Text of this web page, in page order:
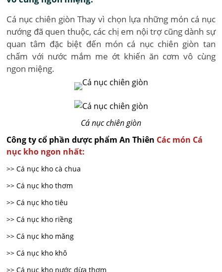
Cá nục chiên giòn Thay vì chọn lựa những món cá nục
nướng đã quen thuộc, các chị em nội trợ cũng dành sự
quan tâm đặc biệt đến món cá nục chiên giòn tan
chấm với nước mắm me ớt khiến ăn cơm vô cùng
ngon miệng.
Cá nục chiên giòn
Công ty cổ phần dược phẩm An Thiên Các món Cá
nục kho ngon nhất:
>> Cá nục kho cà chua
>> Cá nục kho thơm
>> Cá nục kho tiêu
>> Cá nục kho riềng
>> Cá nục kho măng
>> Cá nục kho khô
>> Cá nục kho nước dừa thơm